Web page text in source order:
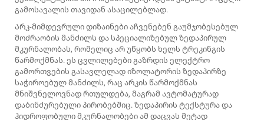
გამოსავალის თავიდან ასაცილებლად.
Არკ-მიმდევრული დიზაინები აჩვენებენ გაუმჯობესებულ
მოძრაობის მანძილს და სპეციალიზებულ ზედაპირულ
მკურნალობას, რომელიც არ უწყობს ხელს ტრეკინგის
წარმოქმნას. ეს ცვლილებები გაზრდის ელექტრო
გამორთვების გასავლელად იზოლატორის ზედაპირზე
საჭიროებულ მანძილს, რაც არკის წარმოქმნას
მნიშვნელოვნად რთულდება, მაგრამ ავტომატურად
დაბინძურებული პირობებშიც. ზედაპირის ტექსტურა და
ჰიდროფობული მკურნალობები ამ დაცვას მეტად